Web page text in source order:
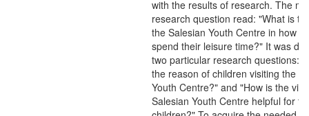
with the results of research. The
research question read: "What is
the Salesian Youth Centre in how
spend their leisure time?" It was
two particular research questions:
the reason of children visiting the
Youth Centre?" and "How is the
Salesian Youth Centre helpful for